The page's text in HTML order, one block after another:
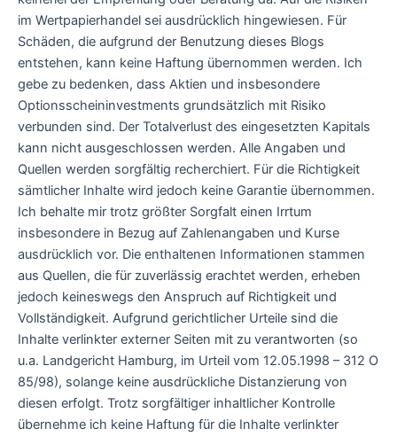
im Wertpapierhandel sei ausdrücklich hingewiesen. Für
Schäden, die aufgrund der Benutzung dieses Blogs
entstehen, kann keine Haftung übernommen werden. Ich
gebe zu bedenken, dass Aktien und insbesondere
Optionsscheininvestments grundsätzlich mit Risiko
verbunden sind. Der Totalverlust des eingesetzten Kapitals
kann nicht ausgeschlossen werden. Alle Angaben und
Quellen werden sorgfältig recherchiert. Für die Richtigkeit
sämtlicher Inhalte wird jedoch keine Garantie übernommen.
Ich behalte mir trotz größter Sorgfalt einen Irrtum
insbesondere in Bezug auf Zahlenangaben und Kurse
ausdrücklich vor. Die enthaltenen Informationen stammen
aus Quellen, die für zuverlässig erachtet werden, erheben
jedoch keineswegs den Anspruch auf Richtigkeit und
Vollständigkeit. Aufgrund gerichtlicher Urteile sind die
Inhalte verlinkter externer Seiten mit zu verantworten (so
u.a. Landgericht Hamburg, im Urteil vom 12.05.1998 – 312 O
85/98), solange keine ausdrückliche Distanzierung von
diesen erfolgt. Trotz sorgfältiger inhaltlicher Kontrolle
übernehme ich keine Haftung für die Inhalte verlinkter